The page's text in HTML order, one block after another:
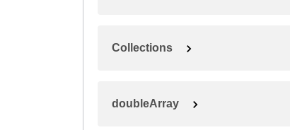
Collections
doubleArray